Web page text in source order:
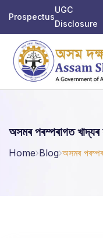
Prospectus
UGC
Disclosure
অসমৰ পৰম্পৰাগত খাদ্যৰ
Home Blog অসমৰ